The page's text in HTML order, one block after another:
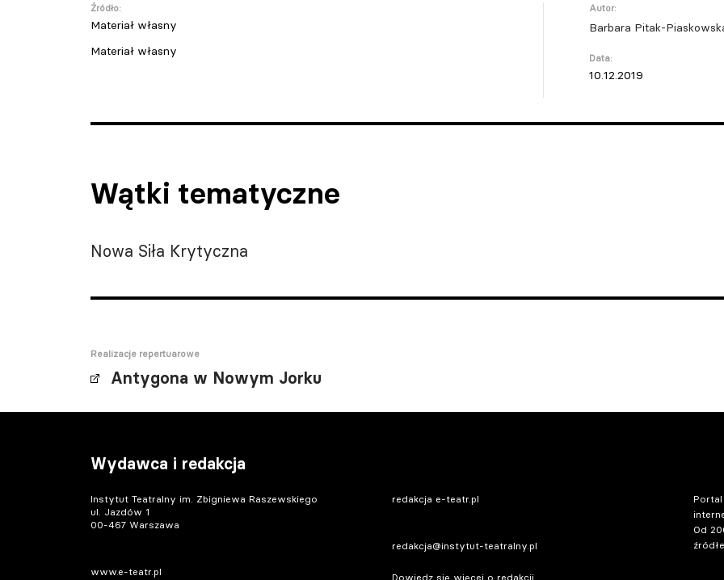
Źródło:
Materiał własny
Materiał własny
Autor:
Barbara Pitak-
Data:
10.12.2019
Wątki tematyczne
Nowa Siła Krytyczna
Realizacje repertuarowe
Antygona w Nowym Jorku
Wydawca i redakcja
Instytut Teatralny im. Zbigniewa Raszewskiego
ul. Jazdów 1
00-467 Warszawa
www.e-teatr.pl
redakcja e-teatr.pl
redakcja@instytut-teatralny.pl
Dowiedz się więcej o redakcji
Od